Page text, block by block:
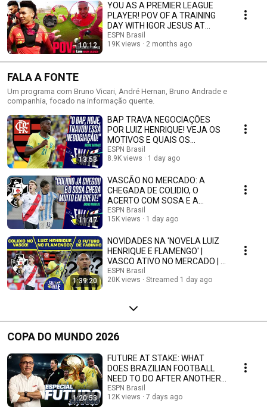
10:12
YOU AS A PREMIER LEAGUE
PLAYER! POV OF A TRAINING
DAY WITH IGOR JESUS ​​AT
NOTTINGHAM FOREST
ESPN Brasil
19K views
2 months ago
FALA A FONTE
Um programa com Bruno Vicari, André Hernan, Bruno Andrade e
companhia, focado na informação quente.
13:53
BAP TRAVA NEGOCIAÇÕES
POR LUIZ HENRIQUE! VEJA OS
MOTIVOS E QUAIS OS
PRÓXIMOS PASSOS DO
FLAMENGO!
ESPN Brasil
8.9K views
1 day ago
11:47
VASCÃO NO MERCADO: A
CHEGADA DE COLIDIO, O
ACERTO COM SOSA E A
NEGOCIAÇÃO COM BRIAN
RODRÍGUEZ!
ESPN Brasil
15K views
1 day ago
1:39:20
NOVIDADES NA 'NOVELA LUIZ
HENRIQUE E FLAMENGO' |
VASCO ATIVO NO MERCADO | O
FUTURO DE FABINHO
ESPN Brasil
20K views
Streamed 1 day ago
COPA DO MUNDO 2026
1:20:53
FUTURE AT STAKE: WHAT
DOES BRAZILIAN FOOTBALL
NEED TO DO AFTER ANOTHER
WORLD CUP ELIMINATION?
ESPN Brasil
12K views
7 days ago